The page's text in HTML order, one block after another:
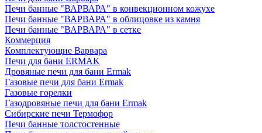
Печи банные "ВАРВАРА" в конвекционном кожухе
Печи банные "ВАРВАРА" в облицовке из камня
Печи банные "ВАРВАРА" в сетке
Коммерция
Комплектующие Варвара
Печи для бани ERMAK
Дровяные печи для бани Ermak
Газовые печи для бани Ermak
Газовые горелки
Газодровяные печи для бани Ermak
Сибирские печи Термофор
Печи банные толстостенные